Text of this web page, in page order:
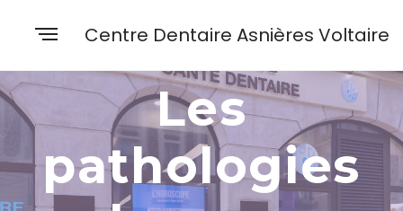
Centre Dentaire Asnières Voltaire
Les
pathologies